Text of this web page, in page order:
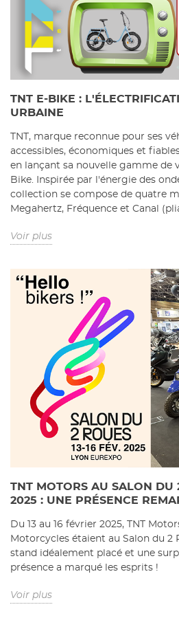
TNT E-BIKE :
URBAINE
TNT, marque reconnue pour ses
accessibles, économiques et
en lançant sa nouvelle gamme de
Bike. Inspirée par l'énergie des
collection se compose de quatre
Megahertz, Fréquence et Canal
Voir plus
TNT MOTORS AU SALON DU
2025 : UNE PRÉSENCE
Du 13 au 16 février 2025, TNT
Motorcycles étaient au Salon du 2
stand idéalement placé et une
présence a marqué les esprits !
Voir plus
MES LISTES
add_circle_outlineCréer
((MODALTITLE))
((cancelText))
((TITLE))
CONNEXION
à votre liste d'envies.
((cancelText))